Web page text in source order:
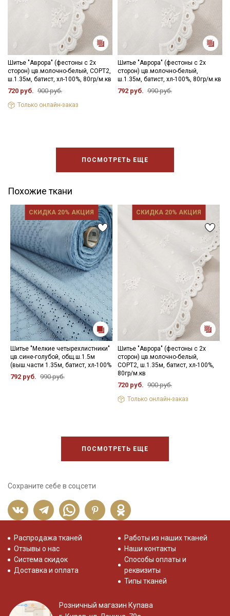
Шитье "Аврора" (фестоны с 2х
сторон) цв.молочно-белый, СОРТ2,
ш.1.35м, батист, хл-100%, 80гр/м.кв
720 руб. 900 руб.
Только онлайн-заказ
Шитье "Аврора" (фестоны с 2х
сторон) цв.молочно-белый,
ш.1.35м, батист, хл-100%, 80гр/м.кв
792 руб. 990 руб.
ПОСМОТРЕТЬ ЕЩЕ
Похожие ткани
СКИДКА 20% АКЦИЯ
Шитье "Мелкие четырехлистники"
цв.сине-голубой, общ.ш.1.5м
(выш.части 1.35м, батист, хл-100%
792 руб. 990 руб.
СКИДКА 20% АКЦИЯ
Шитье "Аврора" (фестоны с 2х
сторон) цв.молочно-белый,
СОРТ2, ш.1.35м, батист, хл-100%,
80гр/м.кв
720 руб. 900 руб.
Только онлайн-заказ
ПОСМОТРЕТЬ ЕЩЕ
Сохраните себе в соцсети
Распродажа тканей
Отзывы о нас
Система скидок
Доставка и оплата
Работы из наших тканей
Наши контакты
Способы оплаты и
реквизиты
Типы тканей
Розничный магазин Купава